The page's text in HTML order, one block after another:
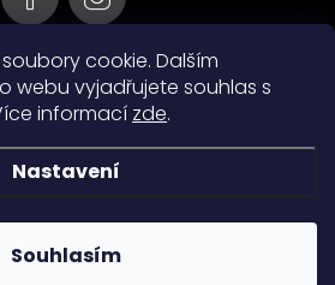
cookie. Dalším
webu vyjadřujete souhlas s
informací zde.
Nastavení
Souhlasím
vyhrazena.